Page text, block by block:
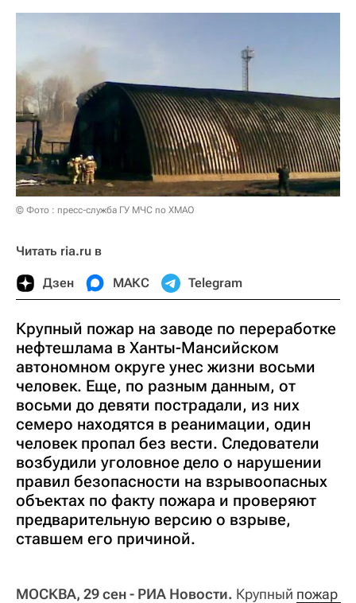
© Фото : пресс-служба ГУ МЧС по ХМАО
Читать ria.ru в
Дзен МАКС Telegram
Крупный пожар на заводе по переработке
нефтешлама в Ханты-Мансийском
автономном округе унес жизни восьми
человек. Еще, по разным данным, от
восьми до девяти пострадали, из них
семеро находятся в реанимации, один
человек пропал без вести. Следователи
возбудили уголовное дело о нарушении
правил безопасности на взрывоопасных
объектах по факту пожара и проверяют
предварительную версию о взрыве,
ставшем его причиной.
МОСКВА, 29 сен - РИА Новости. Крупный пожар